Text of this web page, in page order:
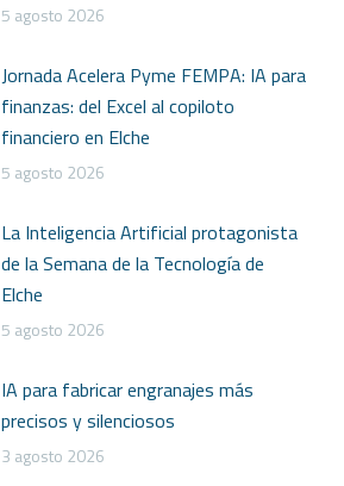
5 agosto 2026
Jornada Acelera Pyme FEMPA: IA para
finanzas: del Excel al copiloto
financiero en Elche
5 agosto 2026
La Inteligencia Artificial protagonista
de la Semana de la Tecnología de
Elche
5 agosto 2026
IA para fabricar engranajes más
precisos y silenciosos
3 agosto 2026